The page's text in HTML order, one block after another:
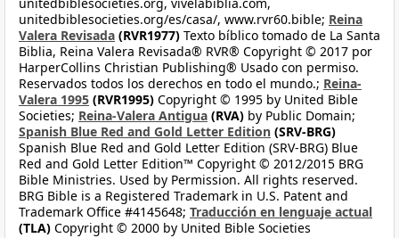
unitedbiblesocieties.org/es/casa/, www.rvr60.bible; Reina
Valera Revisada (RVR1977) Texto bíblico tomado de La Santa
Biblia, Reina Valera Revisada® RVR® Copyright © 2017 por
HarperCollins Christian Publishing® Usado con permiso.
Reservados todos los derechos en todo el mundo.; Reina-
Valera 1995 (RVR1995) Copyright © 1995 by United Bible
Societies; Reina-Valera Antigua (RVA) by Public Domain;
Spanish Blue Red and Gold Letter Edition (SRV-BRG)
Spanish Blue Red and Gold Letter Edition (SRV-BRG) Blue
Red and Gold Letter Edition™ Copyright © 2012/2015 BRG
Bible Ministries. Used by Permission. All rights reserved.
BRG Bible is a Registered Trademark in U.S. Patent and
Trademark Office #4145648; Traducción en lenguaje actual
(TLA) Copyright © 2000 by United Bible Societies